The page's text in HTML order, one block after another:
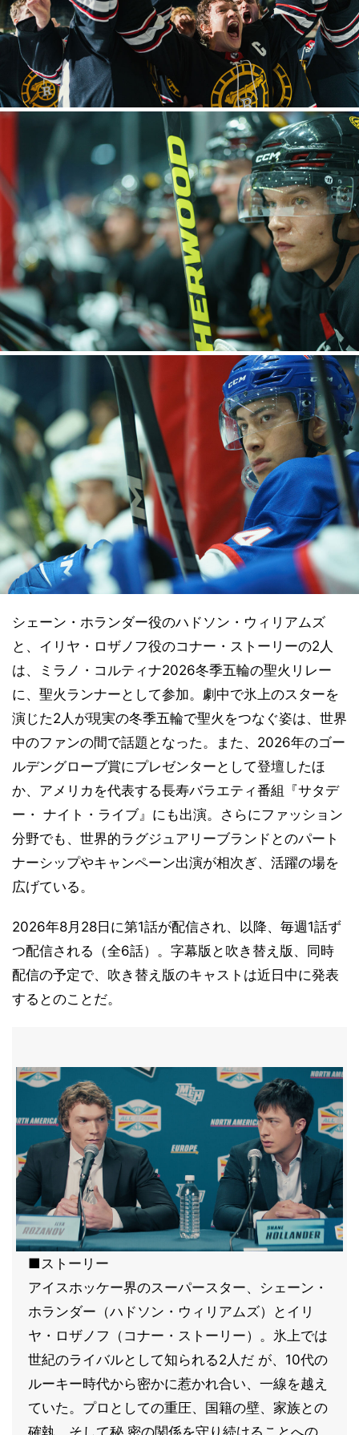
シェーン・ホランダー役のハドソン・ウィリアムズ
と、イリヤ・ロザノフ役のコナー・ストーリーの2人
は、ミラノ・コルティナ2026冬季五輪の聖火リレー
に、聖火ランナーとして参加。劇中で氷上のスターを
演じた2人が現実の冬季五輪で聖火をつなぐ姿は、世界
中のファンの間で話題となった。また、2026年のゴー
ルデングローブ賞にプレゼンターとして登壇したほ
か、アメリカを代表する長寿バラエティ番組『サタデ
ー・ ナイト・ライブ』にも出演。さらにファッション
分野でも、世界的ラグジュアリーブランドとのパート
ナーシップやキャンペーン出演が相次ぎ、活躍の場を
広げている。
2026年8月28日に第1話が配信され、以降、毎週1話ず
つ配信される（全6話）。字幕版と吹き替え版、同時
配信の予定で、吹き替え版のキャストは近日中に発表
するとのことだ。
■ストーリー
アイスホッケー界のスーパースター、シェーン・
ホランダー（ハドソン・ウィリアムズ）とイリ
ヤ・ロザノフ（コナー・ストーリー）。氷上では
世紀のライバルとして知られる2人だ が、10代の
ルーキー時代から密かに惹かれ合い、一線を越え
ていた。プロとしての重圧、国籍の壁、家族との
確執、そして秘 密の関係を守り続けることへの